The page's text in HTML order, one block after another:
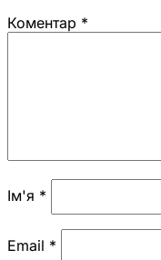
Коментар *
Ім'я *
Email *